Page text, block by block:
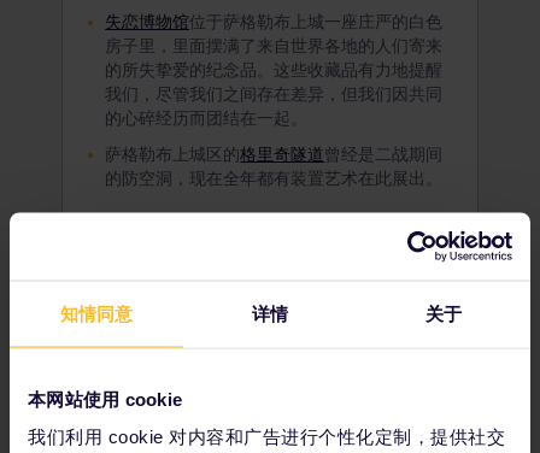
知情同意 详情 关于
本网站使用 cookie
我们利用 cookie 对内容和广告进行个性化定制，提供社交
失恋博物馆位于萨格勒布上城一座庄严的白色
房子里，里面摆满了来自世界各地的人们寄来
的所失挚爱的纪念品。这些收藏品有力地提醒
我们，尽管我们之间存在差异，但我们因共同
的心碎经历而团结在一起。
萨格勒布上城区的格里奇隧道曾经是二战期间
的防空洞，现在全年都有装置艺术在此展出。